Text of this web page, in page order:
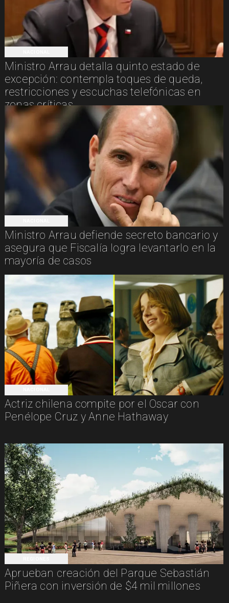
Ministro Arrau detalla quinto estado de
excepción: contempla toques de queda,
restricciones y escuchas telefónicas en
zonas críticas
Ministro Arrau defiende secreto bancario y
asegura que Fiscalía logra levantarlo en la
mayoría de casos
Actriz chilena compite por el Oscar con
Penélope Cruz y Anne Hathaway
Aprueban creación del Parque Sebastián
Piñera con inversión de $4 mil millones